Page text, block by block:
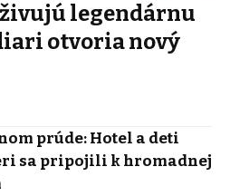
legendárnu
otvoria nový
prúde: Hotel a deti
sa pripojili k hromadnej